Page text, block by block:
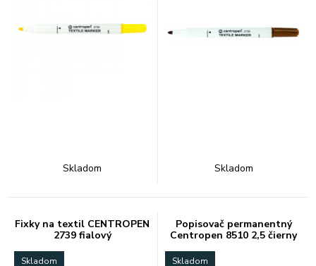
Skladom Skladom
Fixky na textil CENTROPEN
2739 fialový
Skladom
Popisovač permanentný
Centropen 8510 2,5 čierny
Skladom